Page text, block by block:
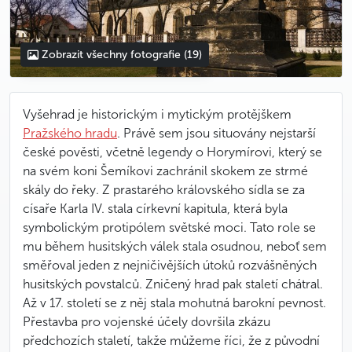
Zobrazit všechny fotografie (19)
Vyšehrad je historickým i mytickým protějškem
Pražského hradu. Právě sem jsou situovány nejstarší
české pověsti, včetně legendy o Horymírovi, který se
na svém koni Šemíkovi zachránil skokem ze strmé
skály do řeky. Z prastarého královského sídla se za
císaře Karla IV. stala církevní kapitula, která byla
symbolickým protipólem světské moci. Tato role se
mu během husitských válek stala osudnou, neboť sem
směřoval jeden z nejničivějších útoků rozvášněných
husitských povstalců. Zničený hrad pak staletí chátral.
Až v 17. století se z něj stala mohutná barokní pevnost.
Přestavba pro vojenské účely dovršila zkázu
předchozích staletí, takže můžeme říci, že z původní